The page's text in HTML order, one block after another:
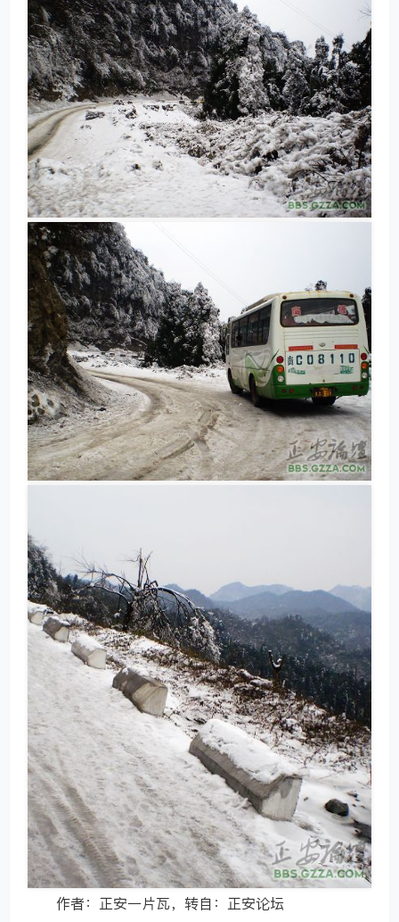
作者：正安一片瓦，转自：正安论坛